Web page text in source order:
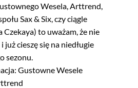
Wesela, Arttrend,
Sax & Six, czy ciągle
to uważam, że nie
już cieszę się na niedługie
sezonu.
Gustowne Wesele